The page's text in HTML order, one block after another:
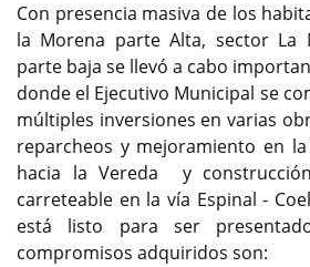
Con presencia masiva de los
la Morena parte Alta, sector La
parte baja se llevó a cabo
donde el Ejecutivo Municipal se
múltiples inversiones en varias
reparcheos y mejoramiento en
hacia la Vereda y
carreteable en la vía Espinal -
está listo para ser
compromisos adquiridos son: